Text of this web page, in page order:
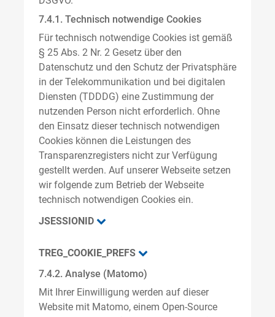
7.4.1. Technisch notwendige Cookies
Für technisch notwendige Cookies ist gemäß
§ 25 Abs. 2 Nr. 2 Gesetz über den
Datenschutz und den Schutz der Privatsphäre
in der Telekommunikation und bei digitalen
Diensten (TDDDG) eine Zustimmung der
nutzenden Person nicht erforderlich. Ohne
den Einsatz dieser technisch notwendigen
Cookies können die Leistungen des
Transparenzregisters nicht zur Verfügung
gestellt werden. Auf unserer Webseite setzen
wir folgende zum Betrieb der Webseite
technisch notwendigen Cookies ein.
JSESSIONID
TREG_COOKIE_PREFS
7.4.2. Analyse (Matomo)
Mit Ihrer Einwilligung werden auf dieser
Website mit Matomo, einem Open-Source